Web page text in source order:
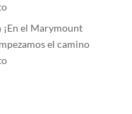
¡En el Marymount
el camino